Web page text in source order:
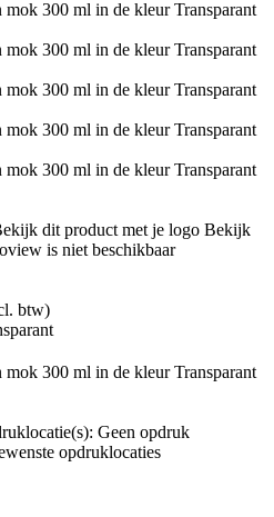
dit product met je logo Bekijk
is niet beschikbaar
btw)
Geen opdruk
opdruklocaties